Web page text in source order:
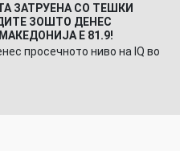
ЗАТРУЕНА СО ТЕШКИ
ЗОШТО ДЕНЕС
Е 81.9!
просечното ниво на IQ во